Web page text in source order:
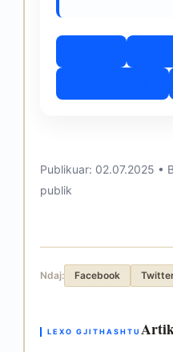
Publikuar: 02.07.2025 •
publik
Ndaj: Facebook
LEXO GJITHASHTU